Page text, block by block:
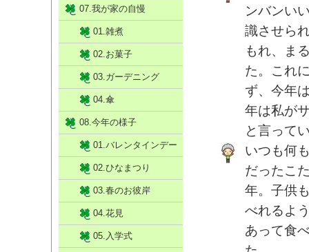
ンバンい
識させら
もれ、ま
た。これ
ず、今年
年は私が
と言って
いつも何
だったこ
年。子供
べれるよ
あって食
07.我が家の自慢
01.雑煮
02.お菓子
03.ガーデニング
04.傘
08.今年の様子
01.バレンタインデー
02.ひなまつり
03.春のお彼岸
04.花見
05.入学式